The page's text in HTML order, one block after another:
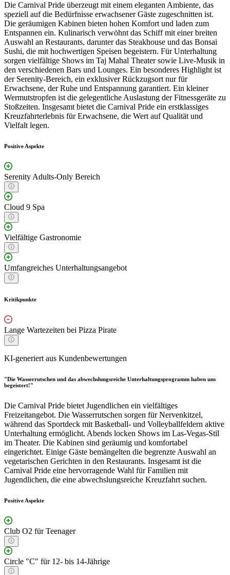
Die Carnival Pride überzeugt mit einem eleganten Ambiente, das
speziell auf die Bedürfnisse erwachsener Gäste zugeschnitten ist.
Die geräumigen Kabinen bieten hohen Komfort und laden zum
Entspannen ein. Kulinarisch verwöhnt das Schiff mit einer breiten
Auswahl an Restaurants, darunter das Steakhouse und das Bonsai
Sushi, die mit hochwertigen Speisen begeistern. Für Unterhaltung
sorgen vielfältige Shows im Taj Mahal Theater sowie Live-Musik in
den verschiedenen Bars und Lounges. Ein besonderes Highlight ist
der Serenity-Bereich, ein exklusiver Rückzugsort nur für
Erwachsene, der Ruhe und Entspannung garantiert. Ein kleiner
Wermutstropfen ist die gelegentliche Auslastung der Fitnessgeräte zu
Stoßzeiten. Insgesamt bietet die Carnival Pride ein erstklassiges
Kreuzfahrterlebnis für Erwachsene, die Wert auf Qualität und
Vielfalt legen.
Positive Aspekte
Serenity Adults-Only Bereich
Cloud 9 Spa
Vielfältige Gastronomie
Umfangreiches Unterhaltungsangebot
Kritikpunkte
Lange Wartezeiten bei Pizza Pirate
KI-generiert aus Kundenbewertungen
"Die Wasserrutschen und das abwechslungsreiche Unterhaltungsprogramm haben uns
begeistert!"
Die Carnival Pride bietet Jugendlichen ein vielfältiges
Freizeitangebot. Die Wasserrutschen sorgen für Nervenkitzel,
während das Sportdeck mit Basketball- und Volleyballfeldern aktive
Unterhaltung ermöglicht. Abends locken Shows im Las-Vegas-Stil
im Theater. Die Kabinen sind geräumig und komfortabel
eingerichtet. Einige Gäste bemängelten die begrenzte Auswahl an
vegetarischen Gerichten in den Restaurants. Insgesamt ist die
Carnival Pride eine hervorragende Wahl für Familien mit
Jugendlichen, die eine abwechslungsreiche Kreuzfahrt suchen.
Positive Aspekte
Club O2 für Teenager
Circle "C" für 12- bis 14-Jährige